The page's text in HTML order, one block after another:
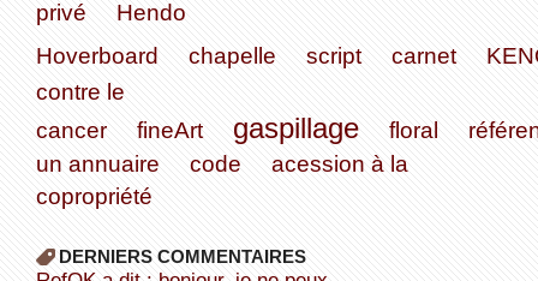
privé
Hendo
Hoverboard
chapelle script carnet
contre le
cancer
fineArt gaspillage floral
un annuaire
code
acession à la
copropriété
DERNIERS COMMENTAIRES